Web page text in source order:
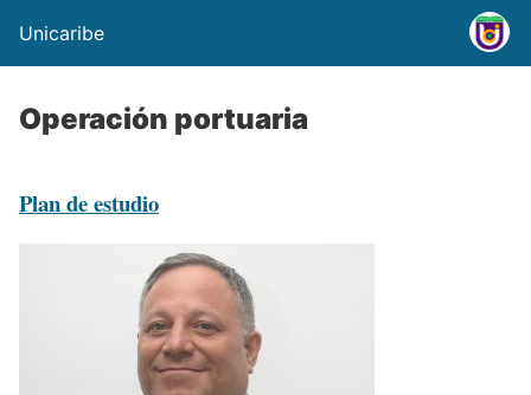
Unicaribe
Operación portuaria
Plan de estudio